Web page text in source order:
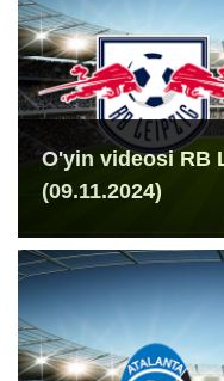
O'yin videosi RB
(09.11.2024)